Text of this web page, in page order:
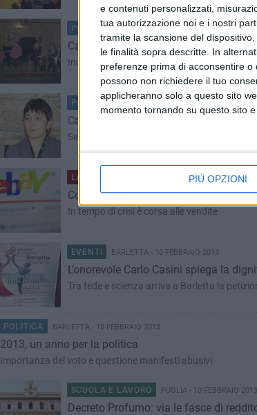
e contenuti personalizzati,
tua autorizzazione noi e i nostri
tramite la scansione del
le finalità sopra descritte. In
preferenze prima di acconsentire o
possono non richiedere il tuo
applicheranno solo a questo sito
momento tornando su questo sito
PIÙ OPZIONI
POLITICA BARLETTA - 11 FEBBRAIO 2013
Campagna elettorale Pd: il sostegno
Incontro con le parlamentari Mastromauro e
POLITICA BARLETTA - 10 FEBBRAIO 2013
Campese candidata sindaco alle
Secondo nome ufficiale, dopo Damiani
LA CITTÀ BARLETTA - 10 FEBBRAIO 2013
Come far di tutto un pegno
In tempo di crisi è corsa alle vendite
EVENTI BARLETTA - 10 FEBBRAIO 2013
L’onorevole Carlo Casini spiega la
Tra fede e scienza arriva a Barletta la
POLITICA BARLETTA - 10 FEBBRAIO 2013
2013, un anno per la politica
Importanza del voto e questione manifesti abusivi
SCUOLA E LAVORO PUGLIA - 10 FEBBRAIO 2013
Decreto Profumo: via le fasce di